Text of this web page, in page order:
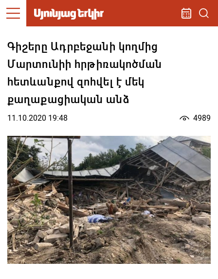
Գիշերը Ադրբեջանի կողմից
Մարտունիի հրթիռակոծման
հետևանքով զոհվել է մեկ
քաղաքացիական անձ
11.10.2020 19:48 4989